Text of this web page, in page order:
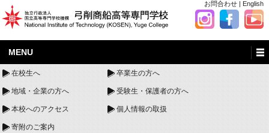
お問合わせ | English
MENU
在校生へ 卒業生の方へ
地域・企業の方へ 受験生・保護者の方へ
本校へのアクセス 個人情報の取扱
寄附のご案内